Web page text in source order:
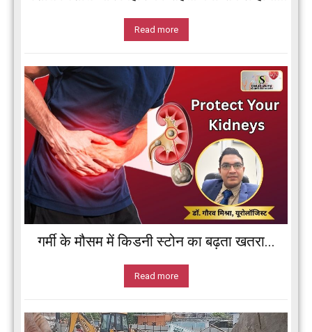
Read more
गर्मी के मौसम में किडनी स्टोन का बढ़ता खतरा...
Read more